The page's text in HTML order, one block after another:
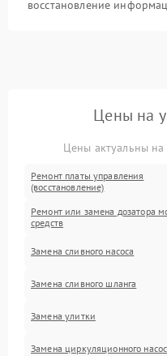
восстановление
Цены на
Цены актуальны
Ремонт платы управления
(восстановление)
Ремонт или замена дозатора
средств
Замена сливного насоса
Замена сливного шланга
Замена улитки
Замена циркуляционного